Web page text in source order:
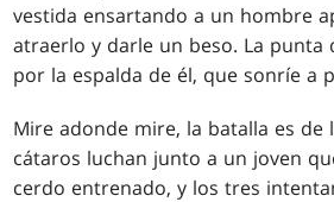
vestida ensartando a un hombre
atraerlo y darle un beso. La punta
por la espalda de él, que sonríe a
Mire adonde mire, la batalla es de
cátaros luchan junto a un joven
cerdo entrenado, y los tres